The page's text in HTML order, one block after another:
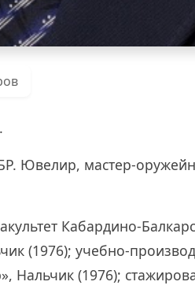
Ювелир, мастер-
Кабардино-
(1976); учебно-
Нальчик (1976);